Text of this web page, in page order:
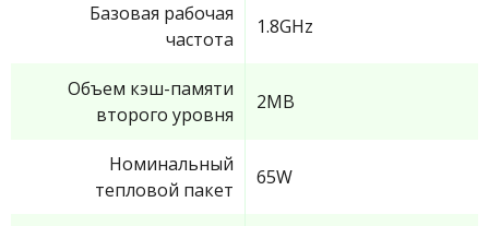
Базовая рабочая
частота
1.8GHz
Объем кэш-памяти
второго уровня
2MB
Номинальный
тепловой пакет
65W